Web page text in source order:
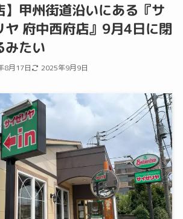
】甲州街道沿いにある『サ
ヤ 府中西府店』9月4日に閉
みたい
8月17日 2025年9月9日